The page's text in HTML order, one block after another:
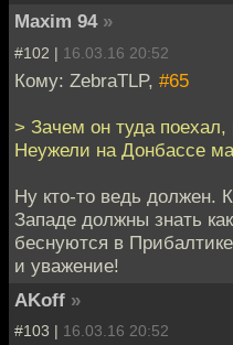
Maxim 94 »
#102 | 16.03.16 20:52
Кому: ZebraTLP, #65
> Зачем он туда
Неужели на Донбассе
Ну кто-то ведь должен.
Западе должны знать
беснуются в
и уважение!
AKoff »
#103 | 16.03.16 20:52